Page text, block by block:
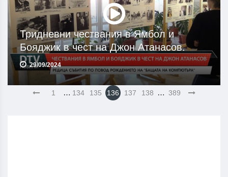
Тридневни чествания в Ямбол и
Бояджик в чест на Джон Атанасов.
29/09/2024
1 … 134 135 136 137 138 … 389